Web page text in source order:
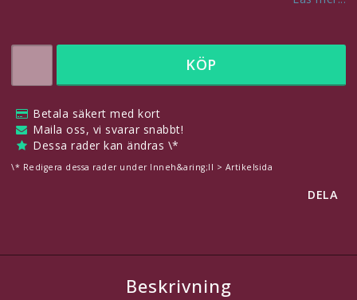
Inkl. Moms
Här finns plats för eget innehåll, t.ex för att meddela dina
besökare om att man kan betala säkert med kort!
Redigera detta underInnehåll > Sidhuvud
KÖP
Betala säkert med kort
Maila oss, vi svarar snabbt!
Dessa rader kan ändras \*
\* Redigera dessa rader under Inneh&aring;ll > Artikelsida
DELA
Beskrivning